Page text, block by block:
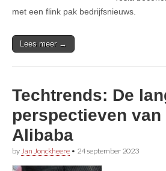
met een flink pak bedrijfsnieuws.
Lees meer →
Techtrends: De
perspectieven van
Alibaba
by Jan Jonckheere • 24 september 2023